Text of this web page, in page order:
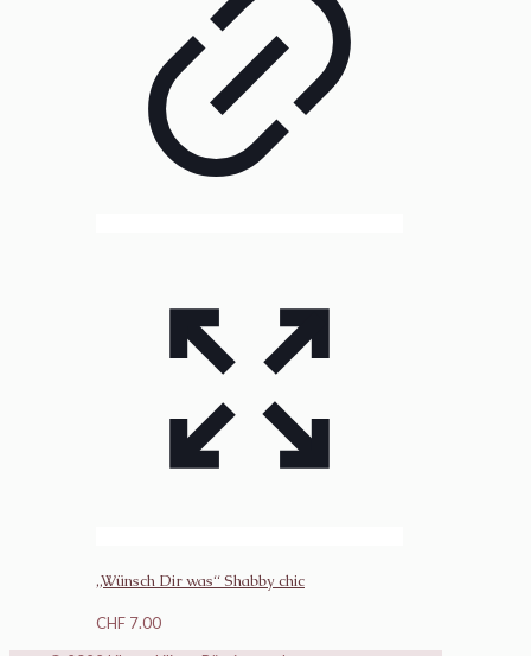
„Wünsch Dir was“ Shabby chic
CHF 7.00